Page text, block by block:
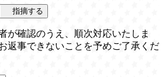
指摘する
が確認のうえ、順次対応いたしま
返事できないことを予めご了承くだ